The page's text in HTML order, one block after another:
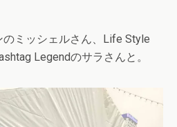
ミッシェルさん、Life Style
Legendのサラさんと。